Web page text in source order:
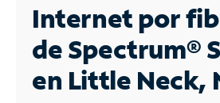
Business
Contáctanos
Internet por
de Spectrum®
en Little Neck,